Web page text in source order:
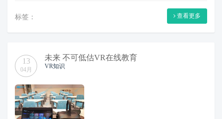
标签： 查看更多
13
04月
未来 不可低估VR在线教育
VR知识